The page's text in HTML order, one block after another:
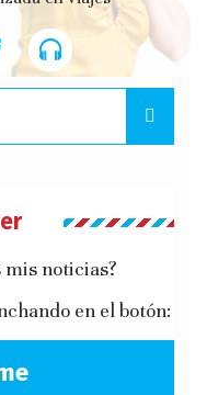
mis noticias?
en el botón: